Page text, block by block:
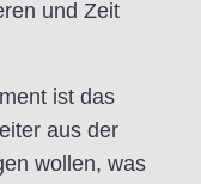
und Zeit
ist das
aus der
wollen, was